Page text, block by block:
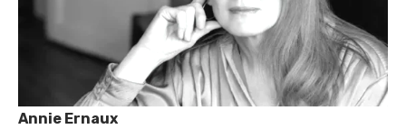
​Annie Ernaux